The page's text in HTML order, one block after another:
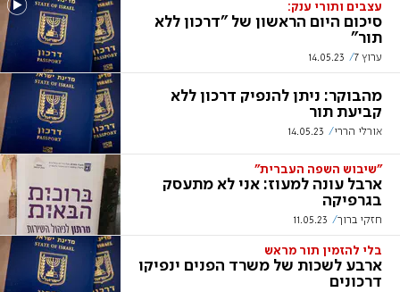
עצבים ותורי ענק:
סיכום היום הראשון של "דרכון ללא
תור"
ערוץ 7 14.05.23
מהבוקר: ניתן להנפיק דרכון ללא
קביעת תור
אורלי הררי 14.05.23
"שיבוש השפה העברית"
ארבל עונה למעוז: אני לא מתעסק
בגרפיקה
חזקי ברוך 11.05.23
בלי להזמין תור מראש
ארבע לשכות של משרד הפנים ינפיקו
דרכונים